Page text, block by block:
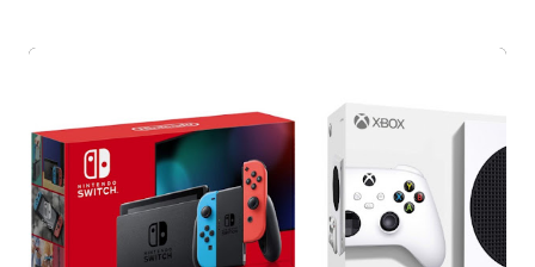
exatamente para proteger o livre exercício do mandato
parlamentar. Essa imunidade não é privilégio pessoal, mas
garantia institucional do regime democrático. Ela permite que
senadores e deputados debatem temas nacionais sem medo
de retaliação judicial, inclusive fora do plenário, desde que no